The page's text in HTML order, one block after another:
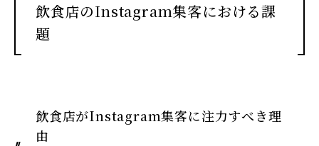
飲食店のInstagram集客における課
題
飲食店がInstagram集客に注力すべき理
由